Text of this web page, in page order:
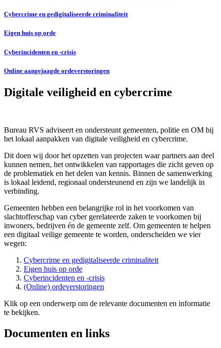
Cybercrime en gedigitaliseerde criminaliteit
Eigen huis op orde
Cyberincidenten en -crisis
Online aangejaagde ordeverstoringen
Digitale veiligheid en cybercrime
Bureau RVS adviseert en ondersteunt gemeenten, politie en OM bij
het lokaal aanpakken van digitale veiligheid en cybercrime.
Dit doen wij door het opzetten van projecten waar partners aan deel
kunnen nemen, het ontwikkelen van rapportages die zicht geven op
de problematiek en het delen van kennis. Binnen de samenwerking
is lokaal leidend, regionaal ondersteunend en zijn we landelijk in
verbinding.
Gemeenten hebben een belangrijke rol in het voorkomen van
slachtofferschap van cyber gerelateerde zaken te voorkomen bij
inwoners, bedrijven én de gemeente zelf. Om gemeenten te helpen
een digitaal veilige gemeente te worden, onderscheiden we vier
wegen:
Cybercrime en gedigitaliseerde criminaliteit
Eigen huis op orde
Cyberincidenten en -crisis
(Online) ordeverstoringen
Klik op een onderwerp om de relevante documenten en informatie
te bekijken.
Documenten en links